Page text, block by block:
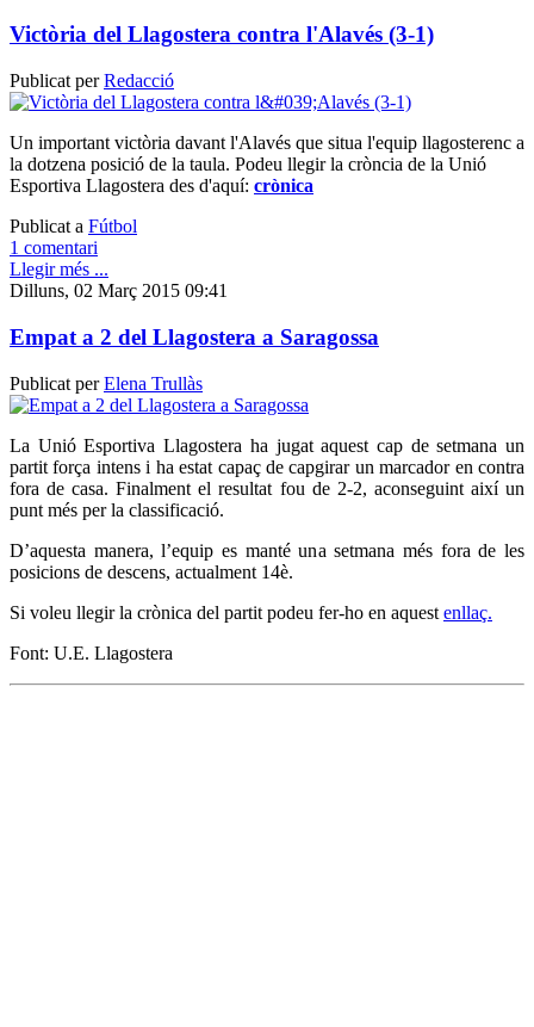
Victòria del Llagostera contra l'Alavés (3-1)
Publicat perRedacció
Un important victòria davant l'Alavés que situa l'equip llagosterenc a
la dotzena posició de la taula. Podeu llegir la cròncia de la Unió
Esportiva Llagostera des d'aquí: crònica
Publicat a Fútbol
1 comentari
Llegir més ...
Dilluns, 02 Març 2015 09:41
Empat a 2 del Llagostera a Saragossa
Publicat perElena Trullàs
La Unió Esportiva Llagostera ha jugat aquest cap de setmana un
partit força intens i ha estat capaç de capgirar un marcador en contra
fora de casa. Finalment el resultat fou de 2-2, aconseguint així un
punt més per la classificació.
D’aquesta manera, l’equip es manté una setmana més fora de les
posicions de descens, actualment 14è.
Si voleu llegir la crònica del partit podeu fer-ho en aquest enllaç.
Font: U.E. Llagostera